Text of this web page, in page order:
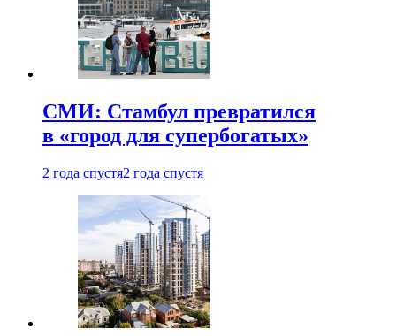
СМИ: Стамбул превратился
в «город для супербогатых»
2 года спустя2 года спустя